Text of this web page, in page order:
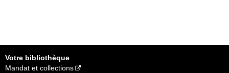
Votre bibliothèque
Mandat et collections